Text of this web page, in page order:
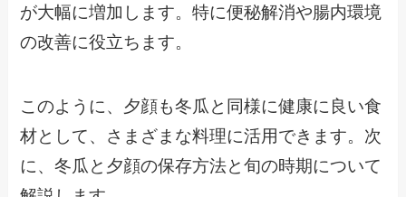
が大幅に増加します。特に便秘解消や腸内環境
の改善に役立ちます。
このように、夕顔も冬瓜と同様に健康に良い食
材として、さまざまな料理に活用できます。次
に、冬瓜と夕顔の保存方法と旬の時期について